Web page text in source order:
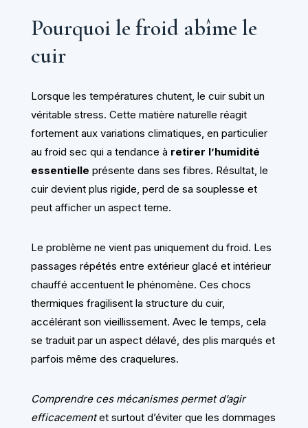
Pourquoi le froid abîme le
cuir
Lorsque les températures chutent, le cuir subit un
véritable stress. Cette matière naturelle réagit
fortement aux variations climatiques, en particulier
au froid sec qui a tendance à retirer l’humidité
essentielle présente dans ses fibres. Résultat, le
cuir devient plus rigide, perd de sa souplesse et
peut afficher un aspect terne.
Le problème ne vient pas uniquement du froid. Les
passages répétés entre extérieur glacé et intérieur
chauffé accentuent le phénomène. Ces chocs
thermiques fragilisent la structure du cuir,
accélérant son vieillissement. Avec le temps, cela
se traduit par un aspect délavé, des plis marqués et
parfois même des craquelures.
Comprendre ces mécanismes permet d’agir
efficacementet surtout d’éviter que les dommages